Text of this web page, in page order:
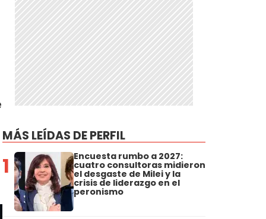
MÁS LEÍDAS DE PERFIL
1 Encuesta rumbo a 2027:
cuatro consultoras midieron
el desgaste de Milei y la
crisis de liderazgo en el
peronismo